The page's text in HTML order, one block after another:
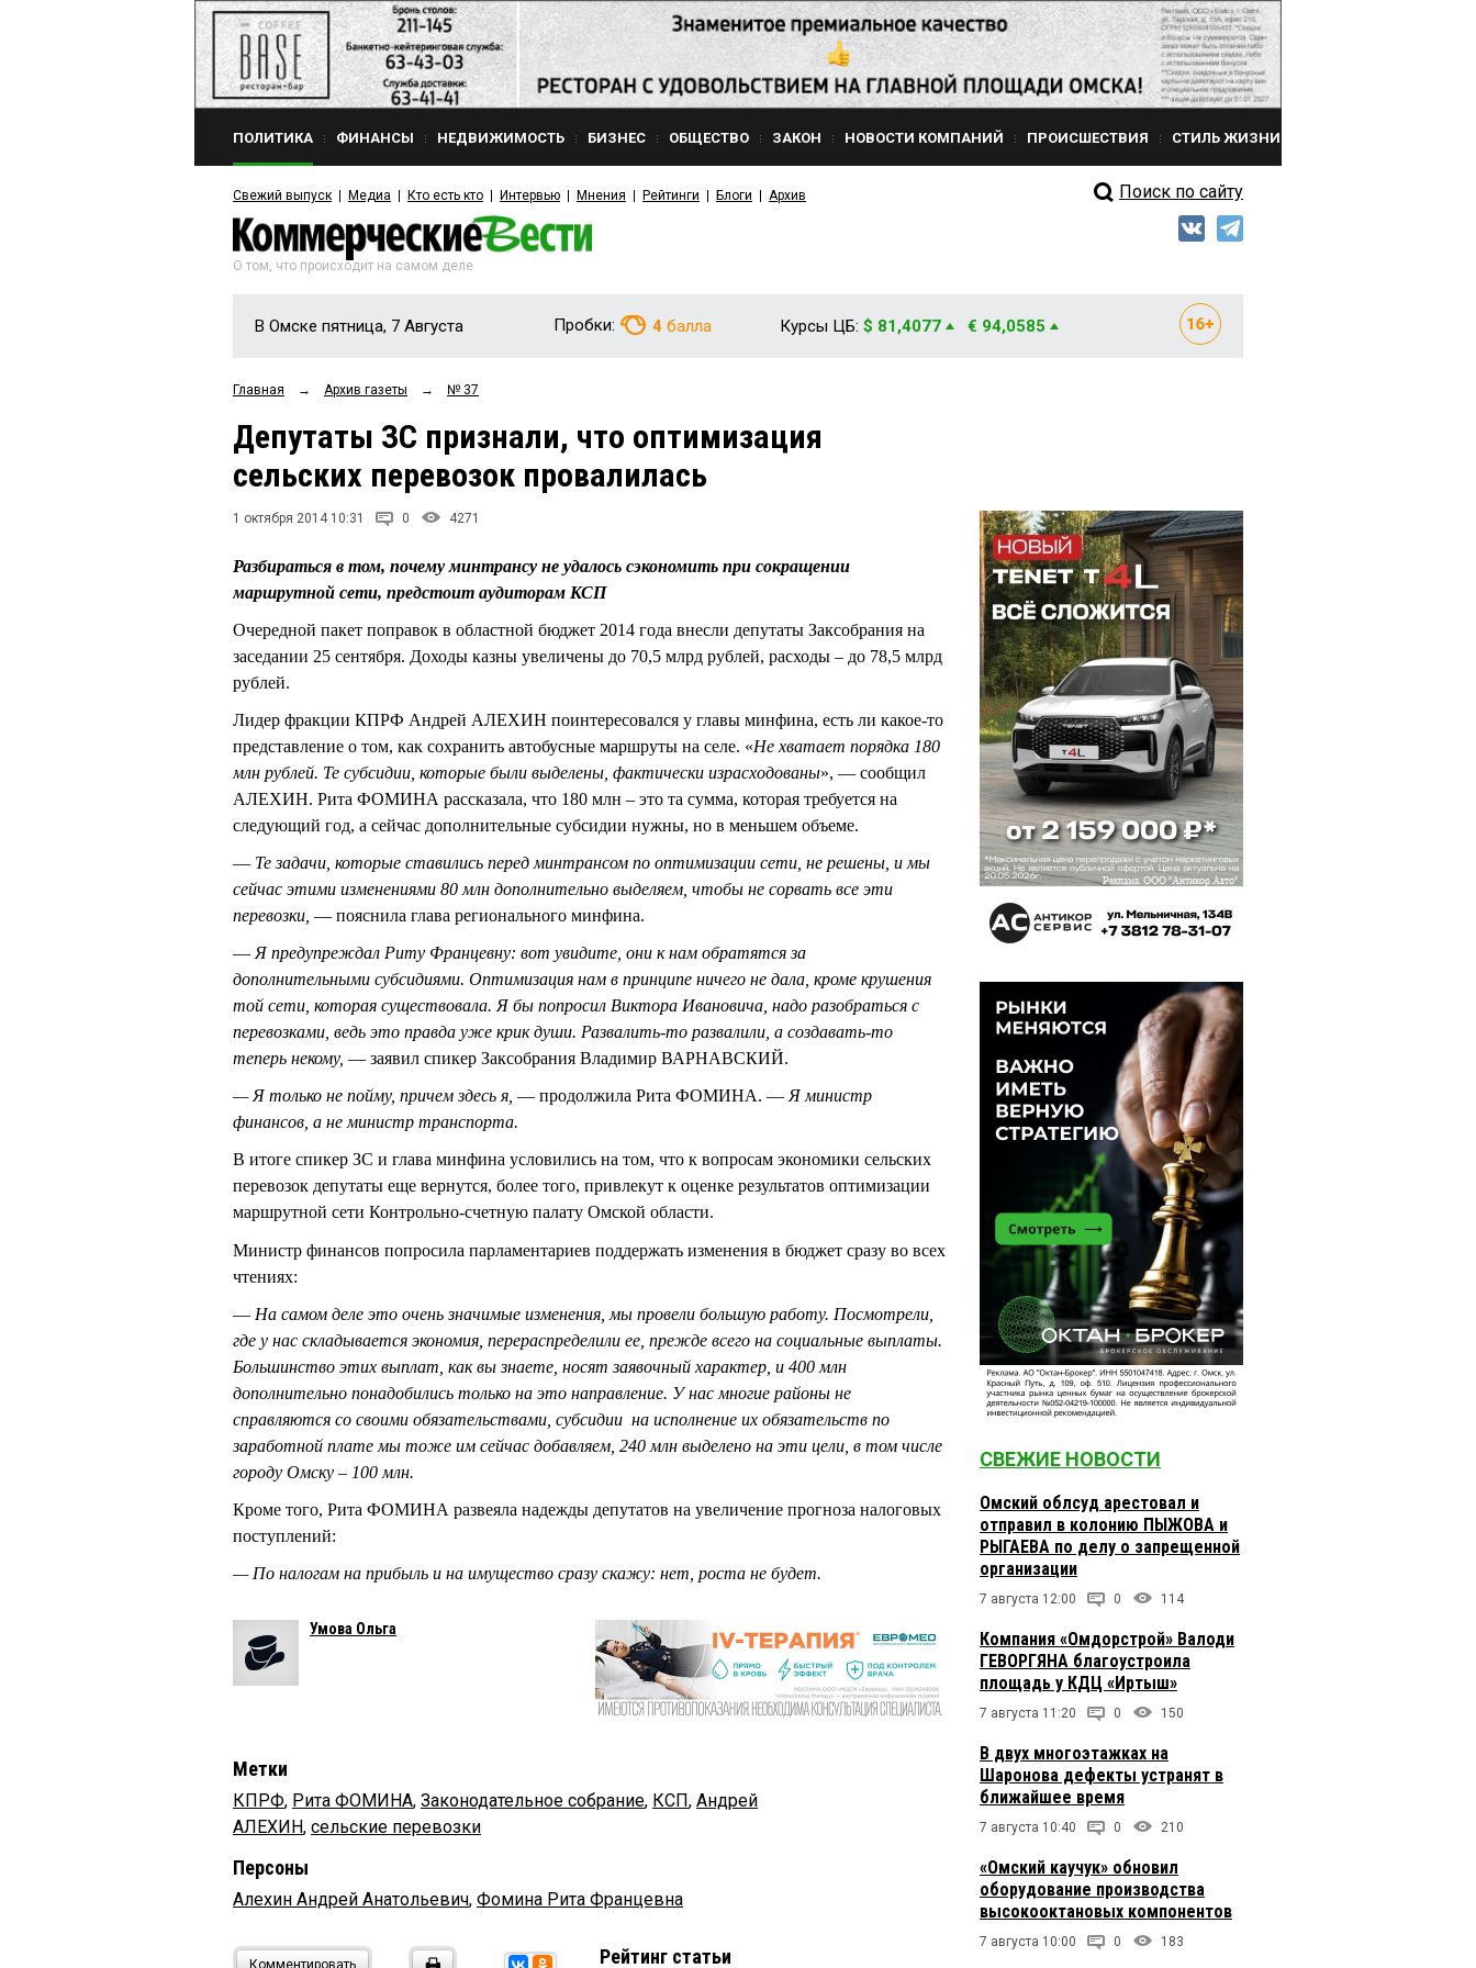
ПОЛИТИКА ФИНАНСЫ НЕДВИЖИМОСТЬ БИЗНЕС ОБЩЕСТВО ЗАКОН НОВОСТИ КОМПАНИЙ ПРОИСШЕСТВИЯ СТИЛЬ ЖИЗНИ
Свежий выпуск Медиа Кто есть кто Интервью Мнения Рейтинги Блоги Архив Поиск по сайту
О том, что происходит на самом деле
В Омске пятница, 7 Августа Пробки: 4 балла Курсы ЦБ: $ 81,4077 € 94,0585
Главная → Архив газеты → № 37
Депутаты ЗС признали, что оптимизация
сельских перевозок провалилась
1 октября 2014 10:31 0 4271
Разбираться в том, почему минтрансу не удалось сэкономить при сокращении
маршрутной сети, предстоит аудиторам КСП
Очередной пакет поправок в областной бюджет 2014 года внесли депутаты Заксобрания на
заседании 25 сентября. Доходы казны увеличены до 70,5 млрд рублей, расходы – до 78,5 млрд
рублей.
Лидер фракции КПРФ Андрей АЛЕХИН поинтересовался у главы минфина, есть ли какое-то
представление о том, как сохранить автобусные маршруты на селе. «Не хватает порядка 180
млн рублей. Те субсидии, которые были выделены, фактически израсходованы», — сообщил
АЛЕХИН. Рита ФОМИНА рассказала, что 180 млн – это та сумма, которая требуется на
следующий год, а сейчас дополнительные субсидии нужны, но в меньшем объеме.
— Те задачи, которые ставились перед минтрансом по оптимизации сети, не решены, и мы
сейчас этими изменениями 80 млн дополнительно выделяем, чтобы не сорвать все эти
перевозки, — пояснила глава регионального минфина.
— Я предупреждал Риту Францевну: вот увидите, они к нам обратятся за
дополнительными субсидиями. Оптимизация нам в принципе ничего не дала, кроме крушения
той сети, которая существовала. Я бы попросил Виктора Ивановича, надо разобраться с
перевозками, ведь это правда уже крик души. Развалить-то развалили, а создавать-то
теперь некому, — заявил спикер Заксобрания Владимир ВАРНАВСКИЙ.
— Я только не пойму, причем здесь я, — продолжила Рита ФОМИНА. — Я министр
финансов, а не министр транспорта.
В итоге спикер ЗС и глава минфина условились на том, что к вопросам экономики сельских
перевозок депутаты еще вернутся, более того, привлекут к оценке результатов оптимизации
маршрутной сети Контрольно-счетную палату Омской области.
Министр финансов попросила парламентариев поддержать изменения в бюджет сразу во всех
чтениях:
— На самом деле это очень значимые изменения, мы провели большую работу. Посмотрели,
где у нас складывается экономия, перераспределили ее, прежде всего на социальные выплаты.
Большинство этих выплат, как вы знаете, носят заявочный характер, и 400 млн
дополнительно понадобились только на это направление. У нас многие районы не
справляются со своими обязательствами, субсидии на исполнение их обязательств по
заработной плате мы тоже им сейчас добавляем, 240 млн выделено на эти цели, в том числе
городу Омску – 100 млн.
Кроме того, Рита ФОМИНА развеяла надежды депутатов на увеличение прогноза налоговых
поступлений:
— По налогам на прибыль и на имущество сразу скажу: нет, роста не будет.
Умова Ольга
Метки
КПРФ, Рита ФОМИНА, Законодательное собрание, КСП, Андрей
АЛЕХИН, сельские перевозки
Персоны
Алехин Андрей Анатольевич, Фомина Рита Францевна
Комментировать Рейтинг статьи
СВЕЖИЕ НОВОСТИ
Омский облсуд арестовал и
отправил в колонию ПЫЖОВА и
РЫГАЕВА по делу о запрещенной
организации
7 августа 12:00 0 114
Компания «Омдорстрой» Валоди
ГЕВОРГЯНА благоустроила
площадь у КДЦ «Иртыш»
7 августа 11:20 0 150
В двух многоэтажках на
Шаронова дефекты устранят в
ближайшее время
7 августа 10:40 0 210
«Омский каучук» обновил
оборудование производства
высокооктановых компонентов
7 августа 10:00 0 183